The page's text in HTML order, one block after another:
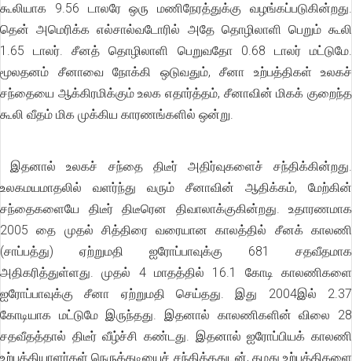
கூலியாக 9.56 டாலரே ஒரு மணிநேரத்துக்கு வழங்கப்படுகின்றது.
தென் அமெரிக்க எல்சால்வடோரில் அதே தொழிலாளி பெறும் கூலி
1.65 டாலர். சீனத் தொழிலாளி பெறுவதோ 0.68 டாலர் மட்டுமே.
மூலதனம் சீனாவை நோக்கி ஒடுவதும், சீனா உற்பத்திகள் உலகச்
சந்தையை ஆக்கிரமிக்கும் உலக எதார்த்தம், சீனாவின் மிகக் குறைந்த
கூலி வீதம் மிக முக்கிய காரணங்களில் ஒன்று.
இதனால் உலகச் சந்தை திடீர் அதிர்வுகளைச் சந்திக்கின்றது.
உலகமயமாதலில் வளர்ந்து வரும் சீனாவின் ஆதிக்கம், மேற்கின்
சந்தைகளையே திடீர் திடீரென திவாலாக்குகின்றது. உதாரணமாக
2005 தை முதல் சித்திரை வரையான காலத்தில் சீனக் காலணி
(சாப்பத்து) ஏற்றுமதி ஐரோப்பாவுக்கு 681 சதவீதமாக
அதிகரித்துள்ளது. முதல் 4 மாதத்தில் 16.1 கோடி காலணிகளை
ஐரோப்பாவுக்கு சீனா ஏற்றுமதி செய்தது. இது 2004இல் 2.37
கோடியாக மட்டுமே இருந்தது. இதனால் காலணிகளின் விலை 28
சதவீதத்தால் திடீர் வீழ்ச்சி கண்டது. இதனால் ஐரோப்பியக் காலணி
உற்பத்தியாளர்கள் நெருக்கடியைச் சந்தித்ததுடன், தமது உற்பத்திகளை